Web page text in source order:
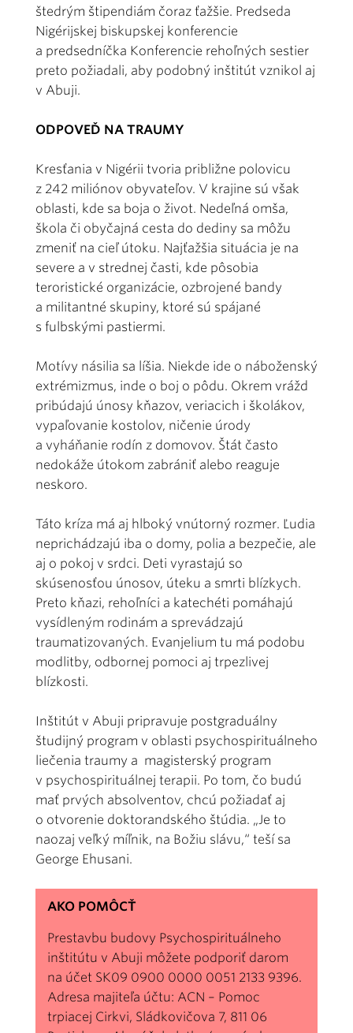
štedrým štipendiám čoraz ťažšie. Predseda
Nigérijskej biskupskej konferencie
a predsedníčka Konferencie rehoľných sestier
preto požiadali, aby podobný inštitút vznikol aj
v Abuji.
ODPOVEĎ NA TRAUMY
Kresťania v Nigérii tvoria približne polovicu
z 242 miliónov obyvateľov. V krajine sú však
oblasti, kde sa boja o život. Nedeľná omša,
škola či obyčajná cesta do dediny sa môžu
zmeniť na cieľ útoku. Najťažšia situácia je na
severe a v strednej časti, kde pôsobia
teroristické organizácie, ozbrojené bandy
a militantné skupiny, ktoré sú spájané
s fulbskými pastiermi.
Motívy násilia sa líšia. Niekde ide o náboženský
extrémizmus, inde o boj o pôdu. Okrem vrážd
pribúdajú únosy kňazov, veriacich i školákov,
vypaľovanie kostolov, ničenie úrody
a vyháňanie rodín z domovov. Štát často
nedokáže útokom zabrániť alebo reaguje
neskoro.
Táto kríza má aj hlboký vnútorný rozmer. Ľudia
neprichádzajú iba o domy, polia a bezpečie, ale
aj o pokoj v srdci. Deti vyrastajú so
skúsenosťou únosov, úteku a smrti blízkych.
Preto kňazi, rehoľníci a katechéti pomáhajú
vysídleným rodinám a sprevádzajú
traumatizovaných. Evanjelium tu má podobu
modlitby, odbornej pomoci aj trpezlivej
blízkosti.
Inštitút v Abuji pripravuje postgraduálny
študijný program v oblasti psychospirituálneho
liečenia traumy a magisterský program
v psychospirituálnej terapii. Po tom, čo budú
mať prvých absolventov, chcú požiadať aj
o otvorenie doktorandského štúdia. „Je to
naozaj veľký míľnik, na Božiu slávu,“ teší sa
George Ehusani.
AKO POMÔCŤ
Prestavbu budovy Psychospirituálneho
inštitútu v Abuji môžete podporiť darom
na účet SK09 0900 0000 0051 2133 9396.
Adresa majiteľa účtu: ACN – Pomoc
trpiacej Cirkvi, Sládkovičova 7, 811 06